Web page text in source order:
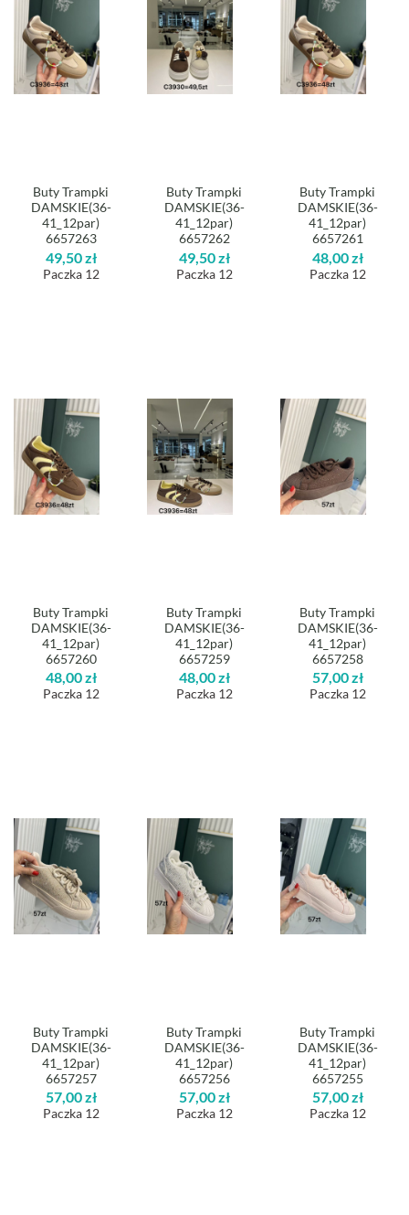
Buty Trampki
DAMSKIE(36-
41_12par)
6657263
49,50zł
Paczka 12
Buty Trampki
DAMSKIE(36-
41_12par)
6657262
49,50zł
Paczka 12
Buty Trampki
DAMSKIE(36-
41_12par)
6657261
48,00zł
Paczka 12
Buty Trampki
DAMSKIE(36-
41_12par)
6657260
48,00zł
Paczka 12
Buty Trampki
DAMSKIE(36-
41_12par)
6657259
48,00zł
Paczka 12
Buty Trampki
DAMSKIE(36-
41_12par)
6657258
57,00zł
Paczka 12
Buty Trampki
DAMSKIE(36-
41_12par)
6657257
57,00zł
Paczka 12
Buty Trampki
DAMSKIE(36-
41_12par)
6657256
57,00zł
Paczka 12
Buty Trampki
DAMSKIE(36-
41_12par)
6657255
57,00zł
Paczka 12